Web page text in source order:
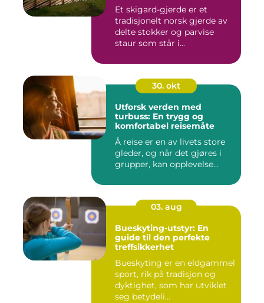
Et skigard-gjerde er et
tradisjonelt norsk gjerde av
delte stokker og parvise
staur som står i...
30. okt
Utforsk verden med
turbuss: En trygg og
komfortabel reisemåte
Å reise er en av livets store
gleder, og når det gjøres i
grupper, kan opplevelse...
03. aug
Bueskyting-utstyr: En
guide til den perfekte
treffsikkerhet
Bueskyting er en eldgammel
sport, rik på tradisjon og
dyktighet, som har utviklet
seg betydeli...